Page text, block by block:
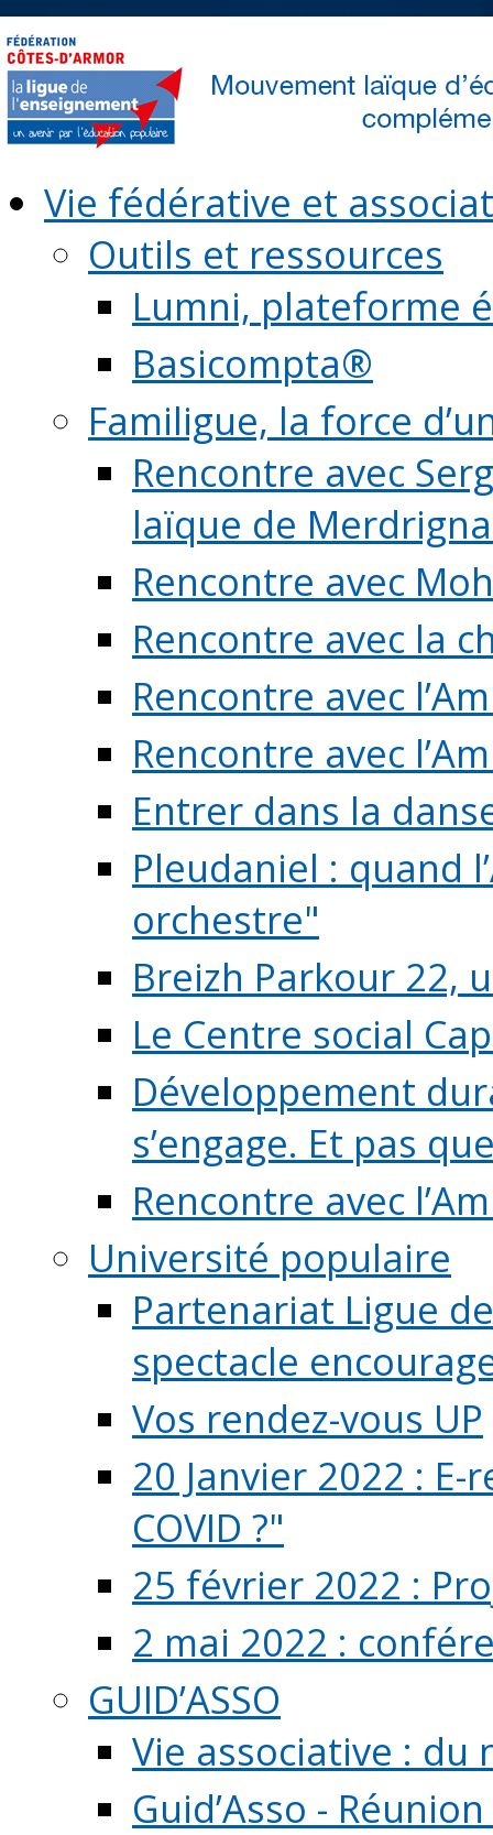
Vie fédérative et
Outils et ressources
Lumni, plateforme
Basicompta®
Familigue, la force
Rencontre avec
laïque de
Rencontre avec
Rencontre avec la
Rencontre avec
Rencontre avec
Entrer dans la
Pleudaniel : quand
orchestre"
Breizh Parkour 22,
Le Centre social
Développement
s’engage. Et pas
Rencontre avec
Université populaire
Partenariat Ligue
spectacle
Vos rendez-vous UP
20 Janvier 2022 :
COVID ?"
25 février 2022 :
2 mai 2022 :
GUID’ASSO
Vie associative : du
Guid’Asso -